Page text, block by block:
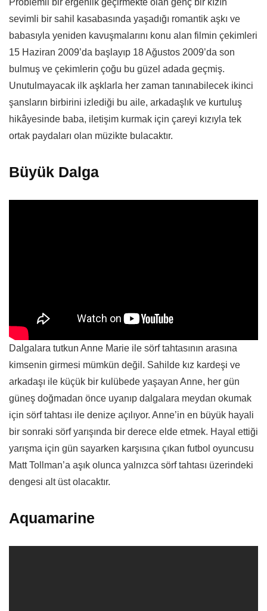
sevimli bir sahil kasabasında yaşadığı romantik aşkı ve
babasıyla yeniden kavuşmalarını konu alan filmin çekimleri
15 Haziran 2009’da başlayıp 18 Ağustos 2009’da son
bulmuş ve çekimlerin çoğu bu güzel adada geçmiş.
Unutulmayacak ilk aşklarla her zaman tanınabilecek ikinci
şansların birbirini izlediği bu aile, arkadaşlık ve kurtuluş
hikâyesinde baba, iletişim kurmak için çareyi kızıyla tek
ortak paydaları olan müzikte bulacaktır.
Büyük Dalga
Dalgalara tutkun Anne Marie ile sörf tahtasının arasına
kimsenin girmesi mümkün değil. Sahilde kız kardeşi ve
arkadaşı ile küçük bir kulübede yaşayan Anne, her gün
güneş doğmadan önce uyanıp dalgalara meydan okumak
için sörf tahtası ile denize açılıyor. Anne’in en büyük hayali
bir sonraki sörf yarışında bir derece elde etmek. Hayal ettiği
yarışma için gün sayarken karşısına çıkan futbol oyuncusu
Matt Tollman’a aşık olunca yalnızca sörf tahtası üzerindeki
dengesi alt üst olacaktır.
Aquamarine